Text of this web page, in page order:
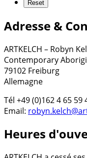
Adresse &
ARTKELCH – Robyn
Contemporary
79102 Freiburg
Allemagne
Tél +49 (0)162 4 65 59
Email:
Heures